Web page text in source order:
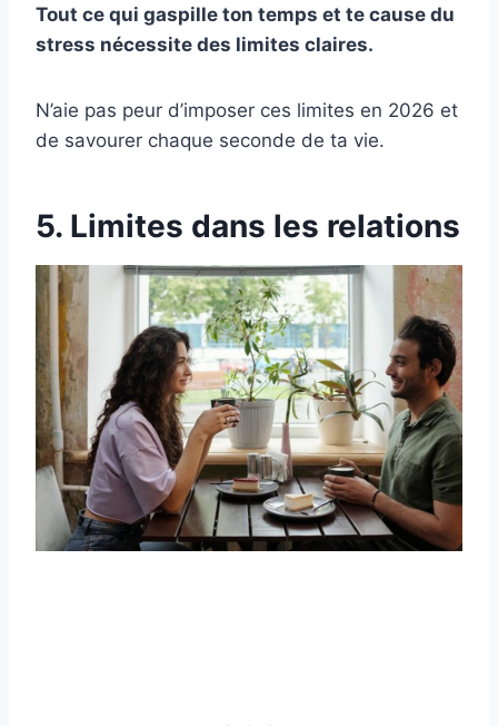
Tout ce qui gaspille ton temps et te cause du
stress nécessite des limites claires.
N’aie pas peur d’imposer ces limites en 2026 et
de savourer chaque seconde de ta vie.
5. Limites dans les relations